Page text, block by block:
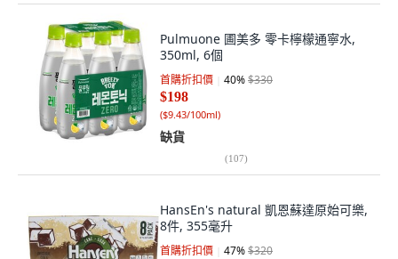
Pulmuone 圃美多 零卡檸檬通寧水,
350ml, 6個
首購折扣價 40%$330
$198
($9.43/100ml)
缺貨
(107)
HansEn's natural 凱恩蘇達原始可樂,
8件, 355毫升
首購折扣價 47%$320